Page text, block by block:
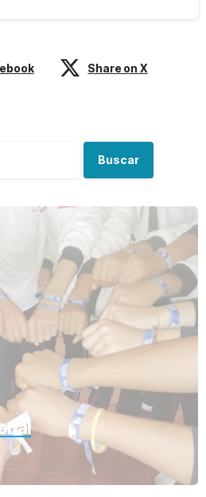
Share on X
Buscar